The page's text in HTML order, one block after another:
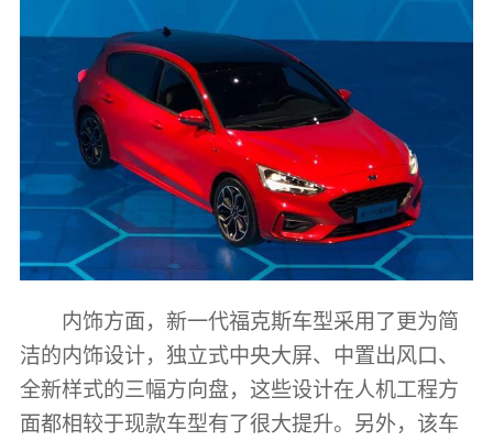
内饰方面，新一代福克斯车型采用了更为简
洁的内饰设计，独立式中央大屏、中置出风口、
全新样式的三幅方向盘，这些设计在人机工程方
面都相较于现款车型有了很大提升。另外，该车